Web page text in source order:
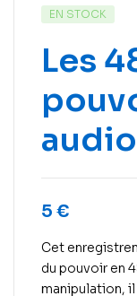
EN STOCK
Les
audio
5 €
Cet
du pouvoir en
manipulation,